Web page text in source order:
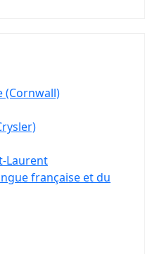
(Cornwall)
Laurent
française et du